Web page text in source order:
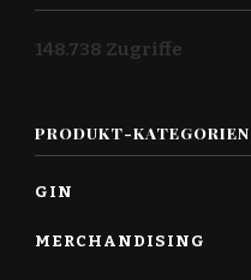
148.738 Zugriffe
PRODUKT-KATEGORIEN
GIN
MERCHANDISING